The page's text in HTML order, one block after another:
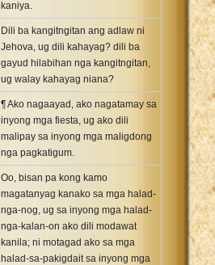
kaniya.
Dili ba kangitngitan ang adlaw ni
Jehova, ug dili kahayag? dili ba
gayud hilabihan nga kangitngitan,
ug walay kahayag niana?
¶ Ako nagaayad, ako nagatamay sa
inyong mga fiesta, ug ako dili
malipay sa inyong mga maligdong
nga pagkatigum.
Oo, bisan pa kong kamo
magatanyag kanako sa mga halad-
nga-nog, ug sa inyong mga halad-
nga-kalan-on ako dili modawat
kanila; ni motagad ako sa mga
halad-sa-pakigdait sa inyong mga